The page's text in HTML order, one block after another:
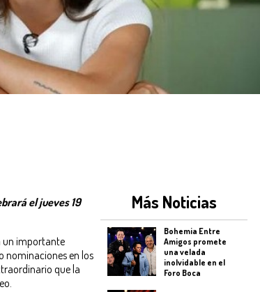
el jueves 19
un importante
nominaciones en los
que la
Más Noticias
Bohemia Entre
Amigos promete
una velada
inolvidable en el
Foro Boca